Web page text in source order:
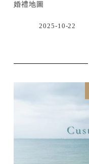
婚禮地圖
2025-10-22